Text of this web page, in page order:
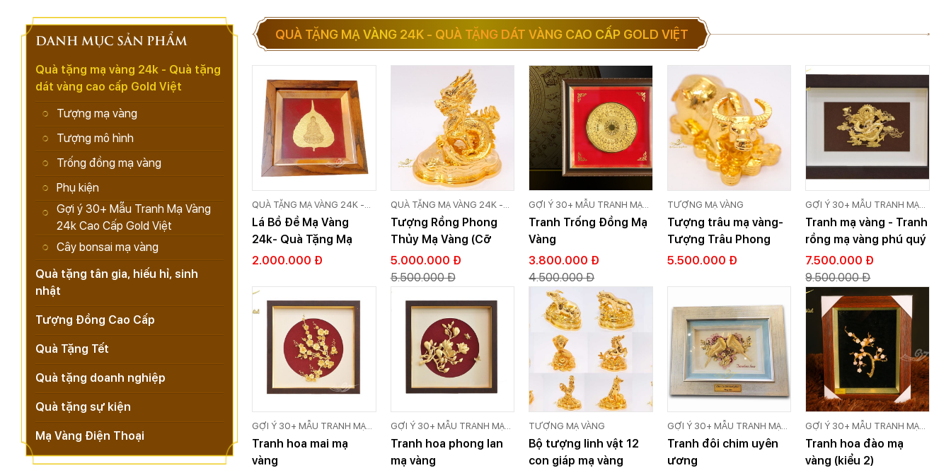
QUÀ TẶNG MẠ VÀNG 24K - QUÀ TẶNG DÁT VÀNG CAO CẤP GOLD VIỆT
QUÀ TẶNG MẠ VÀNG 24K -
QUÀ TẶNG DÁT VÀNG CAO
CẤP GOLD VIỆT
Lá Bồ Đề Mạ Vàng
24k- Quà Tặng Mạ
Vàng Cao Cấp
2.000.000 Đ
QUÀ TẶNG MẠ VÀNG 24K -
QUÀ TẶNG DÁT VÀNG CAO
CẤP GOLD VIỆT
Tượng Rồng Phong
Thủy Mạ Vàng (Cỡ
Vừa)- Quà Tặng Mạ
Vàng Cao Cấp
5.000.000 Đ
5.500.000 Đ
GỢI Ý 30+ MẪU TRANH MẠ
VÀNG 24K CAO CẤP GOLD
Tranh Trống Đồng Mạ
Vàng
3.800.000 Đ
4.500.000 Đ
TƯỢNG MẠ VÀNG
Tượng trâu mạ vàng-
Tượng Trâu Phong
Thủy Mạ Vàng
5.500.000 Đ
GỢI Ý 30+ MẪU TRANH MẠ
VÀNG 24K CAO CẤP GOLD
VIỆT
Tranh mạ vàng - Tranh
rồng mạ vàng phú quý
7.500.000 Đ
9.500.000 Đ
GỢI Ý 30+ MẪU TRANH MẠ
VÀNG 24K CAO CẤP GOLD
Tranh hoa mai mạ
vàng
GỢI Ý 30+ MẪU TRANH MẠ
VÀNG 24K CAO CẤP GOLD
Tranh hoa phong lan
mạ vàng
TƯỢNG MẠ VÀNG
Bộ tượng linh vật 12
con giáp mạ vàng
GỢI Ý 30+ MẪU TRANH MẠ
VÀNG 24K CAO CẤP GOLD
Tranh đôi chim uyên
ương
GỢI Ý 30+ MẪU TRANH MẠ
VÀNG 24K CAO CẤP GOLD
Tranh hoa đào mạ
vàng (kiểu 2)
DANH MỤC SẢN PHẨM
Quà tặng mạ vàng 24k - Quà tặng
dát vàng cao cấp Gold Việt
Tượng mạ vàng
Tượng mô hình
Trống đồng mạ vàng
Phụ kiện
Gợi ý 30+ Mẫu Tranh Mạ Vàng
24k Cao Cấp Gold Việt
Cây bonsai mạ vàng
Quà tặng tân gia, hiếu hỉ, sinh
nhật
Tượng Đồng Cao Cấp
Quà Tặng Tết
Quà tặng doanh nghiệp
Quà tặng sự kiện
Mạ Vàng Điện Thoại